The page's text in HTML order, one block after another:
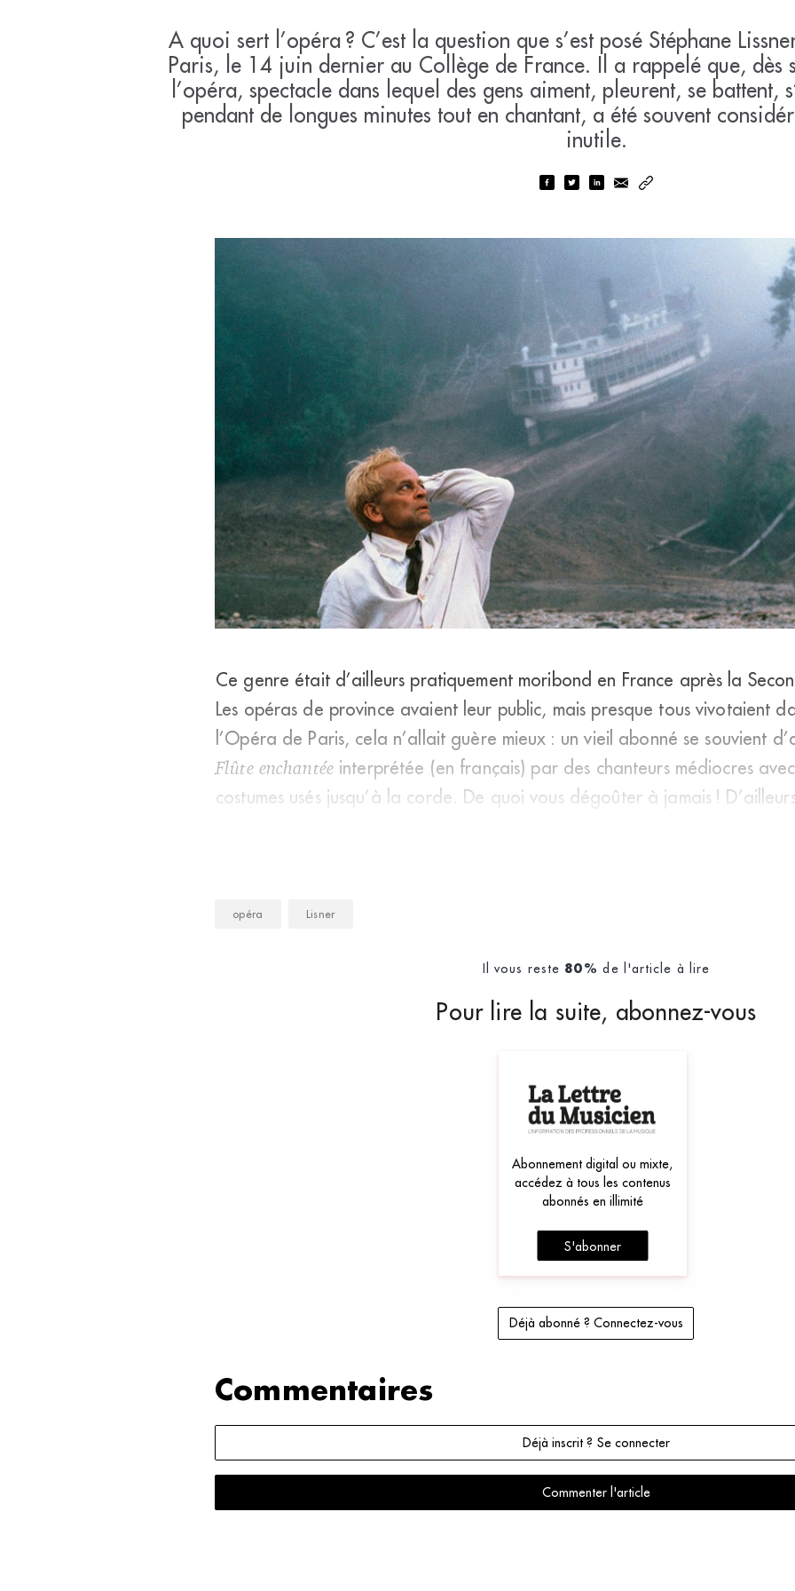
A quoi sert l’opéra ? C’est la question que s’est posé Stéphane
Paris, le 14 juin dernier au Collège de France. Il a rappelé que, dès
l’opéra, spectacle dans lequel des gens aiment, pleurent, se battent,
pendant de longues minutes tout en chantant, a été souvent
inutile.
d’opéra dans la forêt amazonienne. (DR)
Ce genre était d’ailleurs pratiquement moribond en France après la
Les opéras de province avaient leur public, mais presque tous vivotaient
l’Opéra de Paris, cela n’allait guère mieux : un vieil abonné se souvient
Flûte enchantéeinterprétée (en français) par des chanteurs médiocres
costumes usés jusqu’à la corde. De quoi vous dégoûter à jamais !
opéra Lisner
Il vous reste 80% de l'article à lire
Pour lire la suite, abonnez-vous
Abonnement digital ou mixte,
accédez à tous les contenus
abonnés en illimité
S'abonner
Déjà abonné ? Connectez-vous
Commentaires
Déjà inscrit ? Se connecter
Commenter l'article